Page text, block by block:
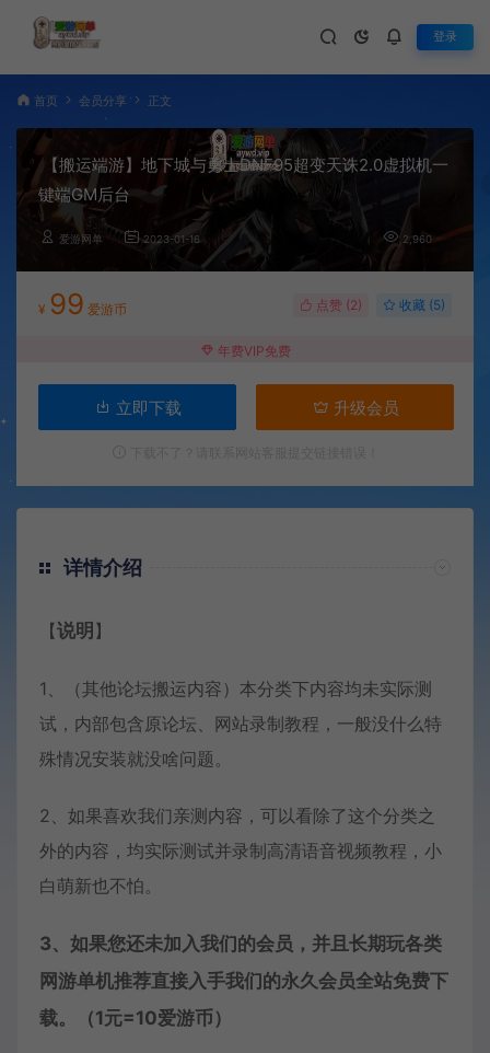
登录
首页 会员分享 正文
【搬运端游】地下城与勇士DNF95超变天诛2.0虚拟机一
键端GM后台
爱游网单 2023-01-16 2,960
¥ 99 爱游币 点赞 (2) 收藏 (5)
年费VIP免费
立即下载 升级会员
详情介绍
【说明 】
1、（其他论坛搬运内容）本分类下内容均未实际测
试，内部包含原论坛、网站录制教程，一般没什么特
殊情况安装就没啥问题。
2、如果喜欢我们亲测内容，可以看除了这个分类之
外的内容，均实际测试并录制高清语音视频教程，小
白萌新也不怕。
3、如果您还未加入我们的会员，并且长期玩各类
网游单机推荐直接入手我们的永久会员全站免费下
载。（1元=10爱游币）